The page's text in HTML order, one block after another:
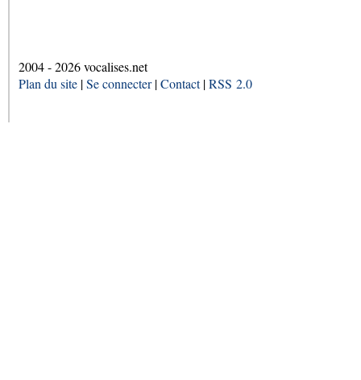
2004 - 2026 vocalises.net
Plan du site |Se connecter|Contact|RSS 2.0